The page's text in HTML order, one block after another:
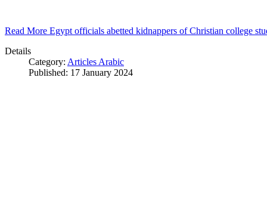
Read More Egypt officials abetted kidnappers of Christian college
Details
Category: Articles Arabic
Published: 17 January 2024